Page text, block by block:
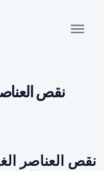
نقص
نقص العناصر